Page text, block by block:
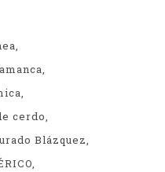
cerdo
Blázquez